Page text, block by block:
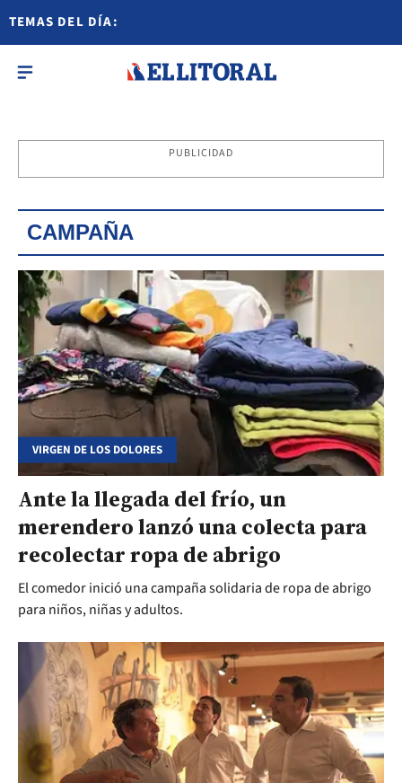
TEMAS DEL DÍA:
PUBLICIDAD
CAMPAÑA
VIRGEN DE LOS DOLORES
Ante la llegada del frío, un
merendero lanzó una colecta para
recolectar ropa de abrigo
El comedor inició una campaña solidaria de ropa de abrigo
para niños, niñas y adultos.